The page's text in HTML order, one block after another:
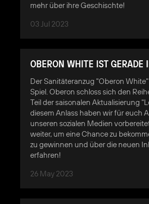
mehr über ihre Geschischte!
03 Jul 2023
OBERON WHITE IST GERADE
Der Sanitäteranzug "Oberon
Spiel. Oberon schloss sich den
Teil der saisonalen Aktualisierung
diesem Anlass haben wir für euch
unseren sozialen Medien
weiter, um eine Chance zu
zu gewinnen und über die neuen
erfahren!
26 May 2023